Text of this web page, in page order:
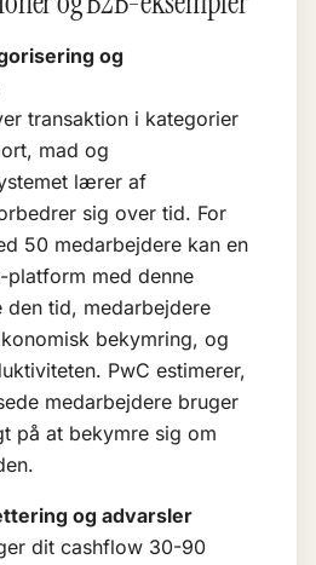
og
transaktion i kategorier
mad og
lærer af
sig over tid. For
50 medarbejdere kan en
platform med denne
den tid, medarbejdere
bekymring, og
PwC estimerer,
medarbejdere bruger
på at bekymre sig om
og advarsler
dit cashflow 30-90